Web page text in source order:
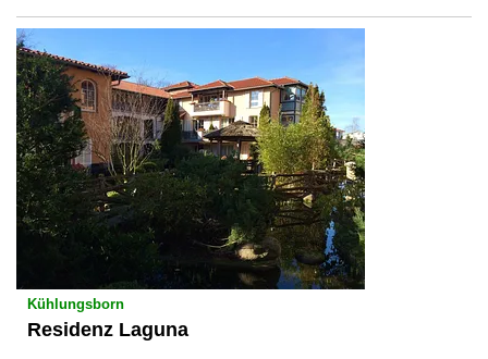
Kühlungsborn
Residenz Laguna